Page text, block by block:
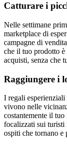
Catturare i
Nelle settimane
marketplace di
campagne di
che il tuo prodotto
acquisti, senza che
Raggiungere i
I regali esperienziali
vivono nelle
costantemente il
focalizzati sui
ospiti che tornano e